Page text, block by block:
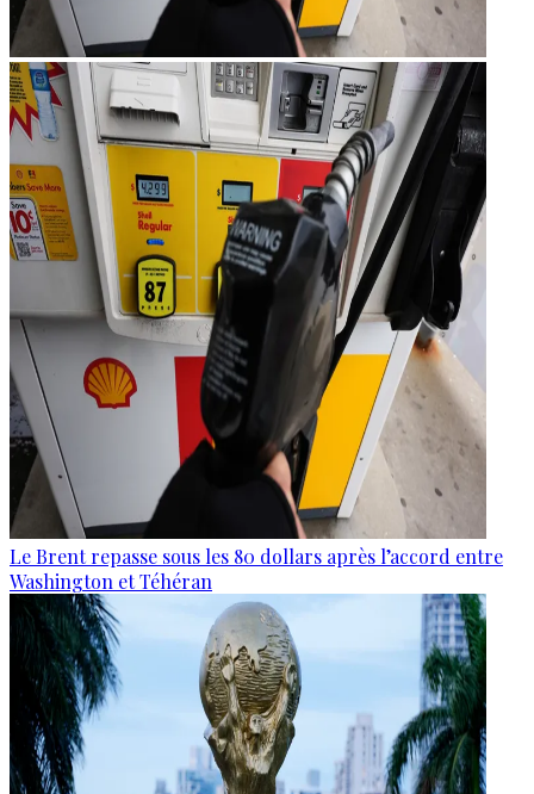
Le Brent repasse sous les 80 dollars après l’accord entre
Washington et Téhéran